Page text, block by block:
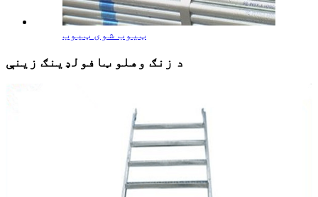
ټیوب شوی ټیوب
د زنګ وهلو ټافولډینګ زینې